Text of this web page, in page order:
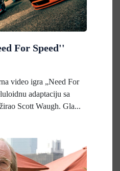
For Speed''
video igra „Need For
adaptaciju sa
Scott Waugh. Gla...